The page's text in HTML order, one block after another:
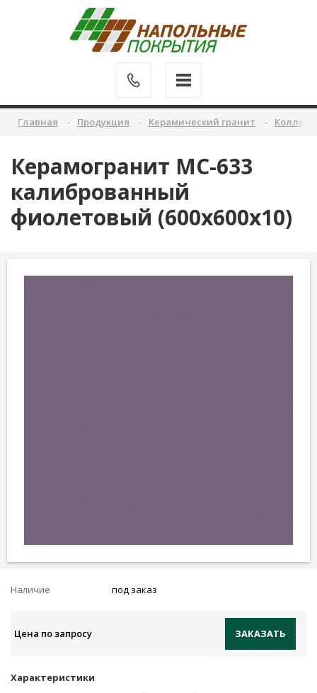
Главная Продукция Керамический гранит
Керамогранит MC-633
калиброванный
фиолетовый (600х600х10)
Наличие под заказ
Цена по запросу ЗАКАЗАТЬ
Характеристики